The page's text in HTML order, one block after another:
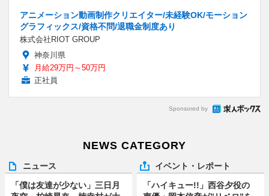
アニメーション動画制作クリエイター/未経験OK/モーション
グラフィックス/資格不問/退職金制度あり
株式会社RIOT GROUP
神奈川県
月給29万円～50万円
正社員
Sponsored by
NEWS CATEGORY
ニュース
「僕は友達が少ない」三日月
イベント・レポート
「ハイキュー!!」西谷夕役の